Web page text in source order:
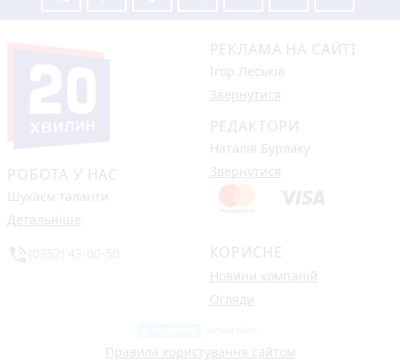
РОБОТА У НАС
Шукаєм таланти
Детальніше
РЕКЛАМА НА САЙТІ
Ігор Леськів
Звернутися
РЕДАКТОРИ
Наталія Бурлаку
Звернутися
КОРИСНЕ
Новини компаній
Огляди
Правила користування сайтом